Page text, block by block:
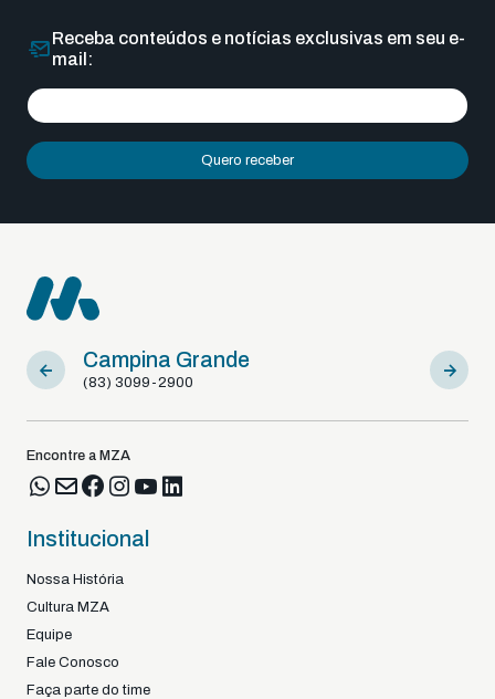
Receba conteúdos e notícias exclusivas em seu e-
mail:
Quero receber
Campina Grande
(83) 3099-2900
Sousa
(83)
Encontre a MZA
Institucional
Nossa História
Cultura MZA
Equipe
Fale Conosco
Faça parte do time